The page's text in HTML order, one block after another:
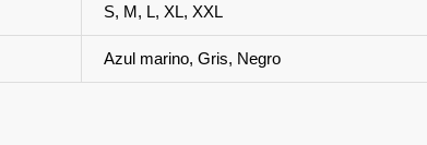
S, M, L, XL, XXL
Azul marino, Gris, Negro